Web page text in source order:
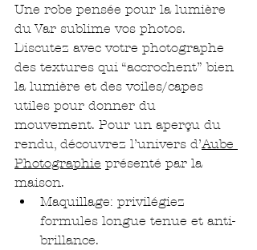
Une robe pensée pour la lumière
du Var sublime vos photos.
Discutez avec votre photographe
des textures qui “accrochent” bien
la lumière et des voiles/capes
utiles pour donner du
mouvement. Pour un aperçu du
rendu, découvrez l’univers d’Aube
Photographie présenté par la
maison.
Maquillage: privilégiez
formules longue tenue et anti-
brillance.